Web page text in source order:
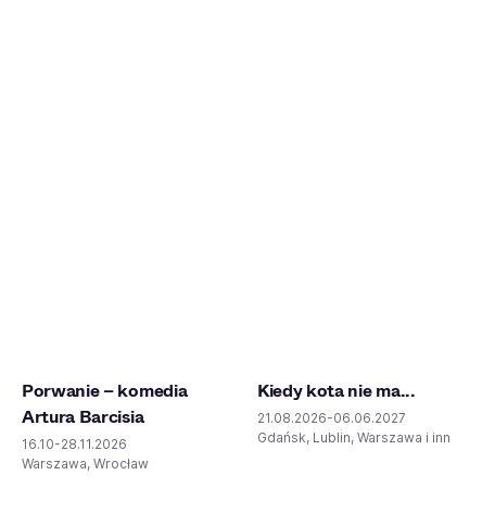
Porwanie – komedia
Artura Barcisia
16.10-28.11.2026
Warszawa, Wrocław
Kiedy kota nie ma...
21.08.2026-06.06.2027
Gdańsk, Lublin, Warszawa i inne